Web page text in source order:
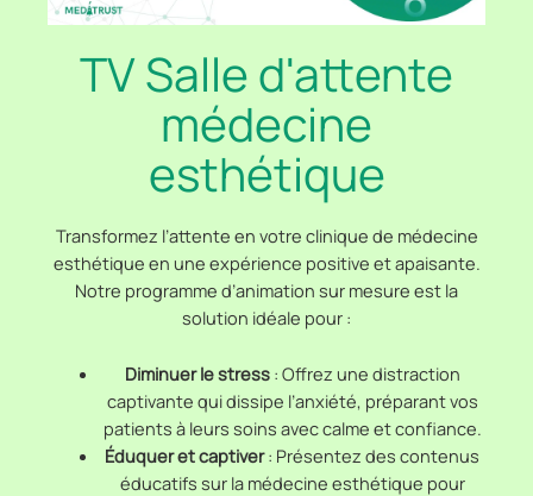
TV Salle d'attente
médecine
esthétique
Transformez l’attente en votre clinique de médecine
esthétique en une expérience positive et apaisante.
Notre programme d’animation sur mesure est la
solution idéale pour :
Diminuer le stress: Offrez une distraction
captivante qui dissipe l’anxiété, préparant vos
patients à leurs soins avec calme et confiance.
Éduquer et captiver: Présentez des contenus
éducatifs sur la médecine esthétique pour